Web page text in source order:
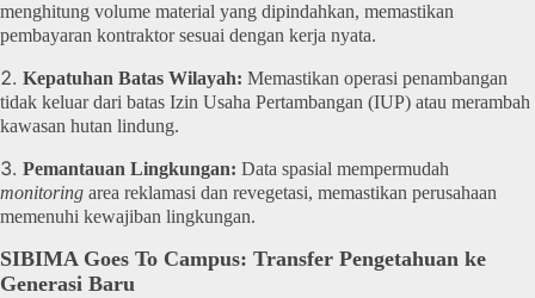
menghitung volume material yang dipindahkan, memastikan
pembayaran kontraktor sesuai dengan kerja nyata.
Kepatuhan Batas Wilayah: Memastikan operasi penambangan
tidak keluar dari batas Izin Usaha Pertambangan (IUP) atau merambah
kawasan hutan lindung.
Pemantauan Lingkungan: Data spasial mempermudah
monitoring area reklamasi dan revegetasi, memastikan perusahaan
memenuhi kewajiban lingkungan.
SIBIMA Goes To Campus: Transfer Pengetahuan ke
Generasi Baru